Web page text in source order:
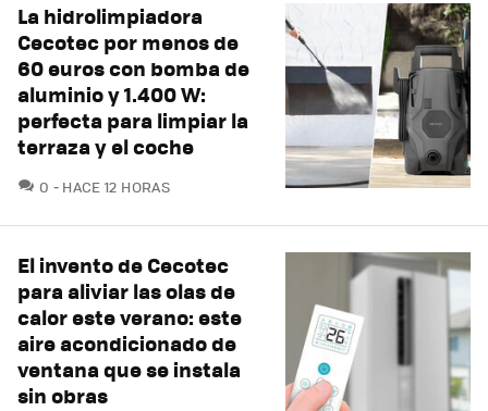
La hidrolimpiadora
Cecotec por menos de
60 euros con bomba de
aluminio y 1.400 W:
perfecta para limpiar la
terraza y el coche
0 COMENTARIOS
HACE 12 HORAS
El invento de Cecotec
para aliviar las olas de
calor este verano: este
aire acondicionado de
ventana que se instala
sin obras